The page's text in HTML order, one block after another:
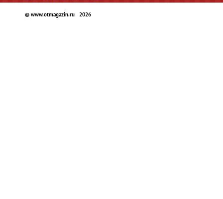
© www.otmagazin.ru 2026